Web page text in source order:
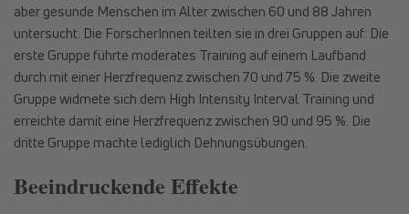
aber gesunde Menschen im Alter zwischen 60 und 88 Jahren
untersucht. Die ForscherInnen teilten sie in drei Gruppen auf: Die
erste Gruppe führte moderates Training auf einem Laufband
durch mit einer Herzfrequenz zwischen 70 und 75 %. Die zweite
Gruppe widmete sich dem High Intensity Interval Training und
erreichte damit eine Herzfrequenz zwischen 90 und 95 %. Die
dritte Gruppe machte lediglich Dehnungsübungen.
Beeindruckende Effekte